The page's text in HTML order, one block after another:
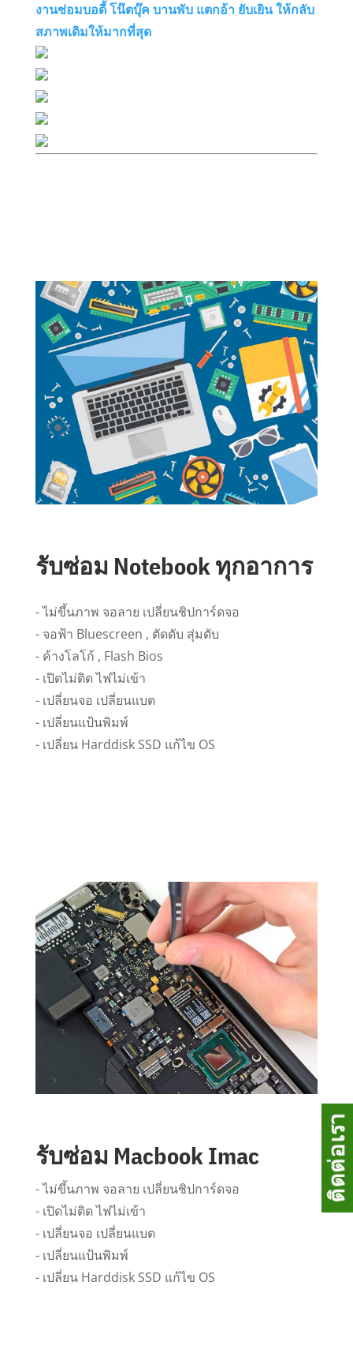
งานซ่อมบอดี้ โน๊ตบุ๊ค บานพับ แตกอ้า ยับเยิน ให้กลับ
สภาพเดิมให้มากที่สุด
รับซ่อม Notebook ทุกอาการ
- ไม่ขึ้นภาพ จอลาย เปลี่ยนชิปการ์ดจอ
- จอฟ้า Bluescreen , ตัดดับ สุ่มดับ
- ค้างโลโก้ , Flash Bios
- เปิดไม่ติด ไฟไม่เข้า
- เปลี่ยนจอ เปลี่ยนแบต
- เปลี่ยนแป้นพิมพ์
- เปลี่ยน Harddisk SSD แก้ไข OS
รับซ่อม Macbook Imac
- ไม่ขึ้นภาพ จอลาย เปลี่ยนชิปการ์ดจอ
- เปิดไม่ติด ไฟไม่เข้า
- เปลี่ยนจอ เปลี่ยนแบต
- เปลี่ยนแป้นพิมพ์
- เปลี่ยน Harddisk SSD แก้ไข OS